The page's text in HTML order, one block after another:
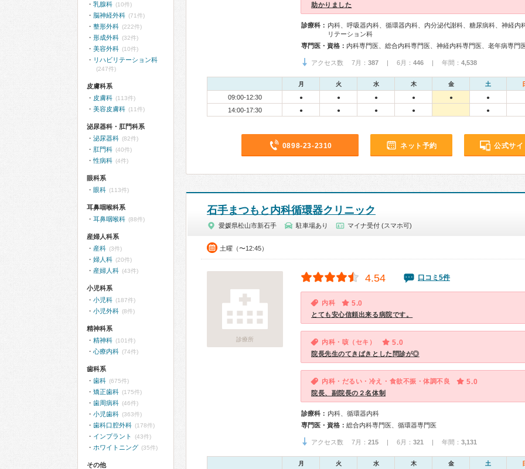
助かりました
診療科： 内科、呼吸器内科、循環器内科、内分泌代謝科、糖尿病科、神経内
リテーション科
専門医・資格： 内科専門医、総合内科専門医、神経内科専門医、老年病専門
アクセス数 7月： 387 | 6月： 446 | 年間： 4,538
月 火 水 木 金 土
09:00-12:30 ● ● ● ● ● ●
14:00-17:30 ● ● ● ● ●
0898-23-2310 ネット予約 公式サイ
石手まつもと内科循環器クリニック
愛媛県松山市新石手 駐車場あり マイナ受付 (スマホ可)
土曜（〜12:45）
診療所
4.54 口コミ5件
内科 5.0
とても安心信頼出来る病院です。
内科・咳（セキ） 5.0
院長先生のてきぱきとした問診が◎
内科・だるい・冷え・食欲不振・体調不良 5.0
院長、副院長の２名体制
診療科： 内科、循環器内科
専門医・資格： 総合内科専門医、循環器専門医
アクセス数 7月： 215 | 6月： 321 | 年間： 3,131
月 火 水 木 金 土
乳腺科 (10件)
脳神経外科 (71件)
整形外科 (222件)
形成外科 (32件)
美容外科 (10件)
リハビリテーション科
(247件)
皮膚科系
皮膚科 (113件)
美容皮膚科 (11件)
泌尿器科・肛門科系
泌尿器科 (82件)
肛門科 (40件)
性病科 (4件)
眼科系
眼科 (113件)
耳鼻咽喉科系
耳鼻咽喉科 (88件)
産婦人科系
産科 (3件)
婦人科 (20件)
産婦人科 (43件)
小児科系
小児科 (187件)
小児外科 (8件)
精神科系
精神科 (101件)
心療内科 (74件)
歯科系
歯科 (675件)
矯正歯科 (175件)
歯周病科 (46件)
小児歯科 (363件)
歯科口腔外科 (178件)
インプラント (43件)
ホワイトニング (35件)
その他